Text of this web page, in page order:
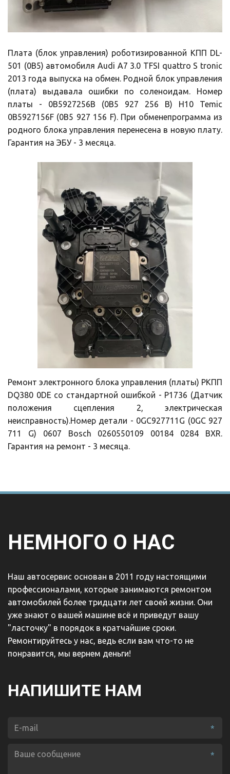
Плата (блок управления) роботизированной КПП DL-
501 (0B5) автомобиля Audi A7 3.0 TFSI quattro S tronic
2013 года выпуска на обмен. Родной блок управления
(плата) выдавала ошибки по соленоидам. Номер
платы - 0B5927256B (0B5 927 256 B) H10 Temic
0B5927156F (0B5 927 156 F). При обменепрограмма из
родного блока управления перенесена в новую плату.
Гарантия на ЭБУ - 3 месяца.
Ремонт электронного блока управления (платы) РКПП
DQ380 0DE со стандартной ошибкой - P1736 (Датчик
положения сцепления 2, электрическая
неисправность).Номер детали - 0GC927711G (0GC 927
711 G) 0607 Bosch 0260550109 00184 0284 BXR.
Гарантия на ремонт - 3 месяца.
НЕМНОГО О НАС
Наш автосервис основан в 2011 году настоящими
профессионалами, которые занимаются ремонтом
автомобилей более тридцати лет своей жизни. Они
уже знают о вашей машине всё и приведут вашу
"ласточку" в порядок в кратчайшие сроки.
Ремонтируйтесь у нас, ведь если вам что-то не
понравится, мы вернем деньги!
НАПИШИТЕ НАМ
*
*